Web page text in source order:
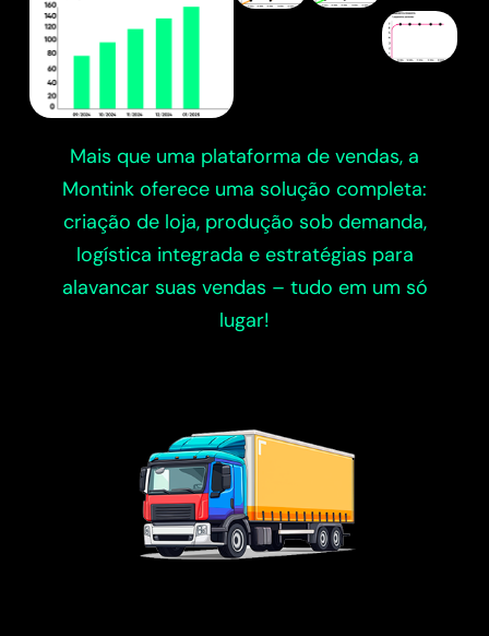
Mais que uma plataforma de vendas, a
Montink oferece uma solução completa:
criação de loja, produção sob demanda,
logística integrada e estratégias para
alavancar suas vendas – tudo em um só
lugar!